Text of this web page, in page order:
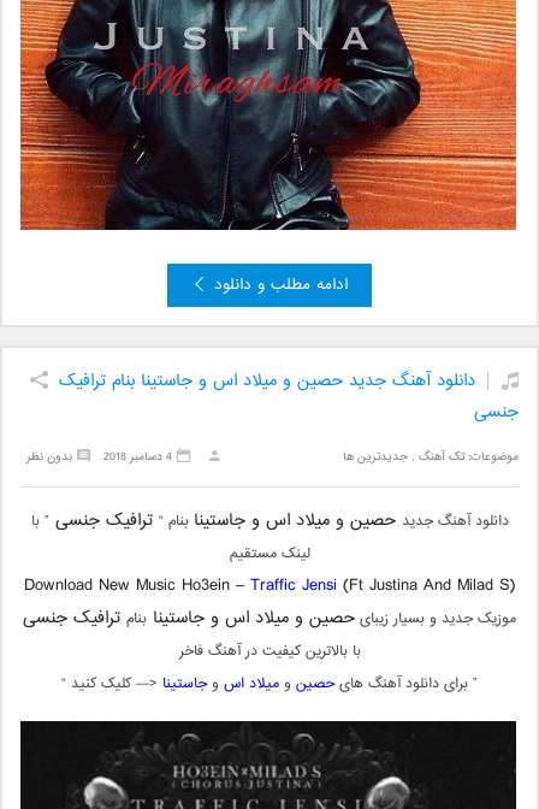
ادامه مطلب و دانلود
دانلود آهنگ جدید حصین و میلاد اس و جاستینا بنام ترافیک
جنسی
موضوعات:تک آهنگ ,جدیدترین ها بدون نظر 4 دسامبر 2018
دانلود آهنگ جدید حصین و میلاد اس و جاستینا بنام “ ترافیک جنسی” با
لینک مستقیم
Download New Music Ho3ein –Traffic Jensi (Ft Justina And Milad S)
موزیک جدید و بسیار زیبایحصین و میلاد اس و جاستینا بنام ترافیک جنسی
با بالاترین کیفیت در آهنگ فاخر
” برای دانلود آهنگ هایحصین ومیلاد اس وجاستینا <— کلیک کنید “